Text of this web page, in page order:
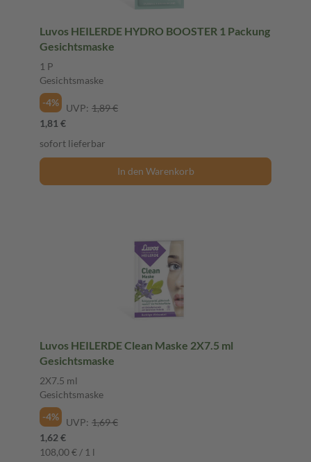
Luvos HEILERDE HYDRO BOOSTER 1 Packung
Gesichtsmaske
1 P
Gesichtsmaske
-4%
UVP: 1,89 €
1,81 €
sofort lieferbar
In den Warenkorb
Luvos HEILERDE Clean Maske 2X7.5 ml
Gesichtsmaske
2X7.5 ml
Gesichtsmaske
-4%
UVP: 1,69 €
1,62 €
108,00 € / 1 l